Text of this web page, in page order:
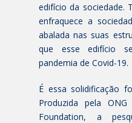
edifício da sociedade.
enfraquece a
abalada nas suas
que esse edifício
pandemia de Covid-19.
É essa solidificação
Produzida pela ONG
Foundation, a